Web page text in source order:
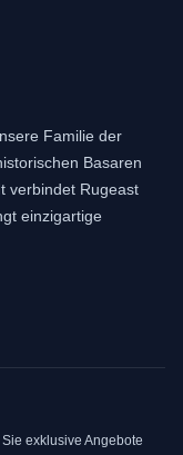
Familie der
Basaren
verbindet Rugeast
einzigartige
exklusive Angebote